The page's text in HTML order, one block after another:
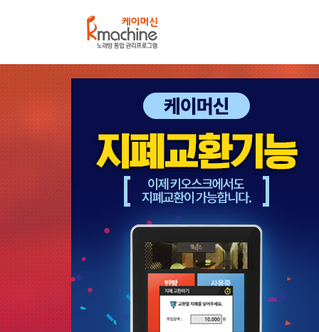
케
이
신
케이머신
사장님이 바라던 여유 케이머신에서 나온
매출증대와 업무 편의성으로 무인운영의
케이머신 주요 기능 보기